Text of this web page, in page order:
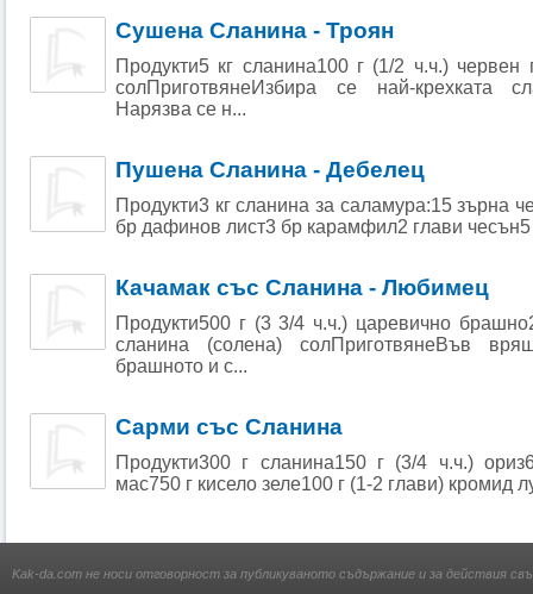
Сушена Сланина - Троян
Продукти5 кг сланина100 г (1/2 ч.ч.)
солПриготвянеИзбира се най-крехката
Нарязва се н...
Пушена Сланина - Дебелец
Продукти3 кг сланина за саламура:15 зърна
бр дафинов лист3 бр карамфил2 глави чесън5
Качамак със Сланина - Любимец
Продукти500 г (3 3/4 ч.ч.) царевично
сланина (солена) солПриготвянеВъв
брашното и с...
Сарми със Сланина
Продукти300 г сланина150 г (3/4 ч.ч.)
мас750 г кисело зеле100 г (1-2 глави) кромид
Kak-da.com не носи отговорност за публикуваното съдържание и за действия